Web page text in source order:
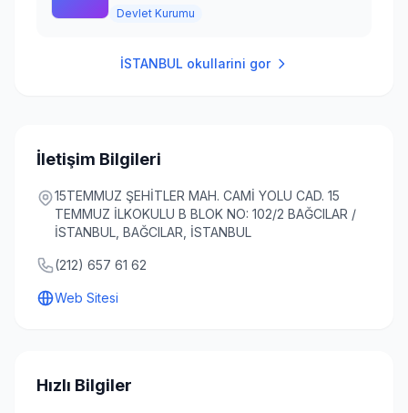
Devlet Kurumu
İSTANBUL okullarini gor
İletişim Bilgileri
15TEMMUZ ŞEHİTLER MAH. CAMİ YOLU CAD. 15
TEMMUZ İLKOKULU B BLOK NO: 102/2 BAĞCILAR /
İSTANBUL, BAĞCILAR, İSTANBUL
(212) 657 61 62
Web Sitesi
Hızlı Bilgiler